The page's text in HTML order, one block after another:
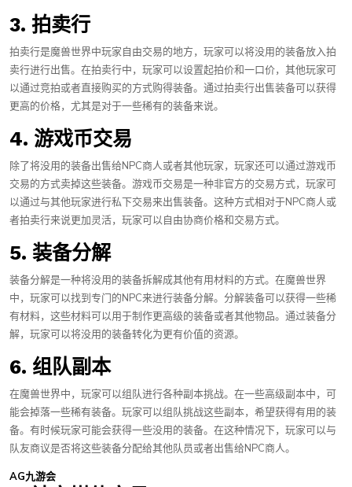
3. 拍卖行
拍卖行是魔兽世界中玩家自由交易的地方，玩家可以将没用的装备放入拍
卖行进行出售。在拍卖行中，玩家可以设置起拍价和一口价，其他玩家可
以通过竞拍或者直接购买的方式购得装备。通过拍卖行出售装备可以获得
更高的价格，尤其是对于一些稀有的装备来说。
4. 游戏币交易
除了将没用的装备出售给NPC商人或者其他玩家，玩家还可以通过游戏币
交易的方式卖掉这些装备。游戏币交易是一种非官方的交易方式，玩家可
以通过与其他玩家进行私下交易来出售装备。这种方式相对于NPC商人或
者拍卖行来说更加灵活，玩家可以自由协商价格和交易方式。
5. 装备分解
装备分解是一种将没用的装备拆解成其他有用材料的方式。在魔兽世界
中，玩家可以找到专门的NPC来进行装备分解。分解装备可以获得一些稀
有材料，这些材料可以用于制作更高级的装备或者其他物品。通过装备分
解，玩家可以将没用的装备转化为更有价值的资源。
6. 组队副本
在魔兽世界中，玩家可以组队进行各种副本挑战。在一些高级副本中，可
能会掉落一些稀有装备。玩家可以组队挑战这些副本，希望获得有用的装
备。有时候玩家可能会获得一些没用的装备。在这种情况下，玩家可以与
队友商议是否将这些装备分配给其他队员或者出售给NPC商人。
AG九游会